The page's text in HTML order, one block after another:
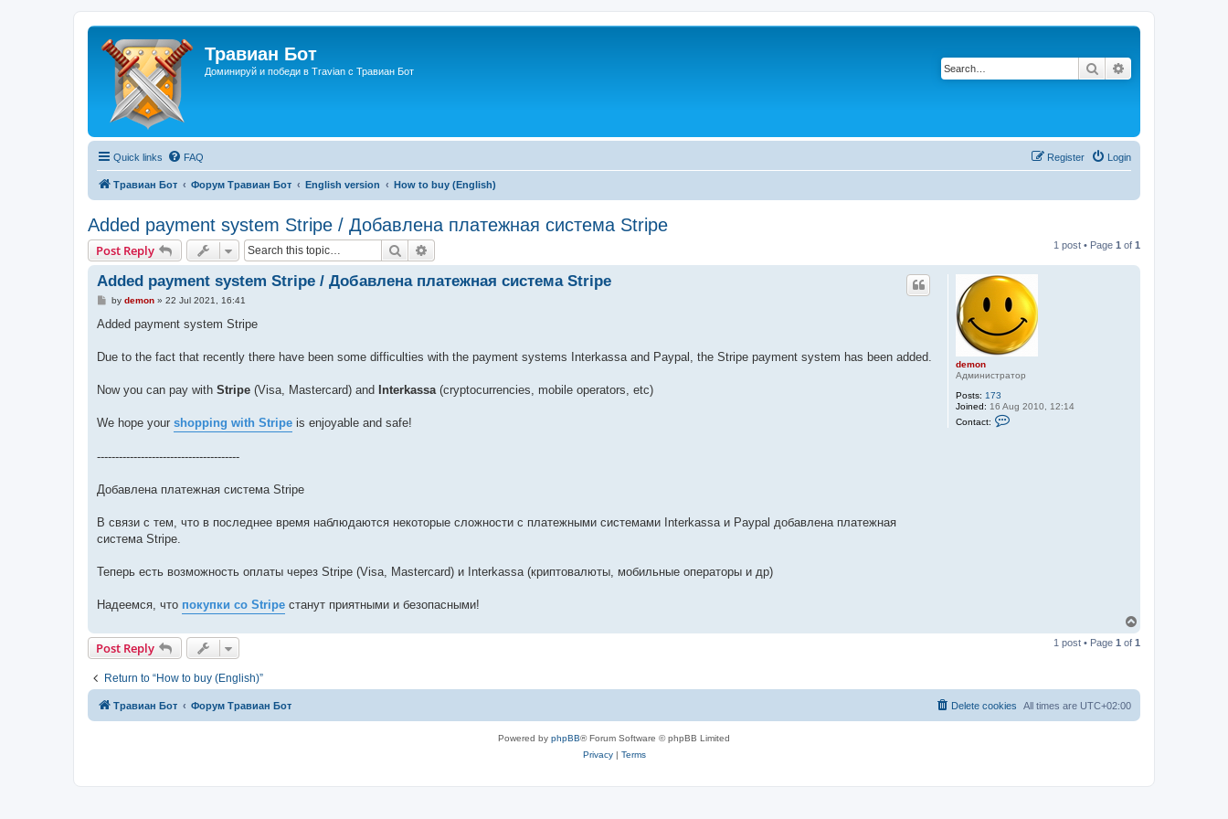
Травиан Бот
Доминируй и победи в Travian с Травиан Бот Search
Quick links FAQ Login
Register
Травиан Бот Форум Травиан Бот English version How to buy (English)
Added payment system Stripe / Добавлена платежная система Stripe
Post Reply Search 1 post • Page 1 of 1
demon
Администратор
Posts: 173
Joined: 16 Aug 2010, 12:14
Contact:
Added payment system Stripe / Добавлена платежная система Stripe
P
s
by demon» 22 Jul 2021, 16:41
Added payment system Stripe
Due to the fact that recently there have been some difficulties with the payment systems Interkassa and Paypal, the Stripe payment system has been added.
Now you can pay with Stripe (Visa, Mastercard) and Interkassa (cryptocurrencies, mobile operators, etc)
We hope your shopping with Stripe is enjoyable and safe!
---------------------------------------
Добавлена платежная система Stripe
В связи с тем, что в последнее время наблюдаются некоторые сложности с платежными системами Interkassa и Paypal добавлена платежная
система Stripe.
Теперь есть возможность оплаты через Stripe (Visa, Mastercard) и Interkassa (криптовалюты, мобильные операторы и др)
Надеемся, что покупки со Stripe станут приятными и безопасными!
p
Post Reply 1 post • Page 1 of 1
Return to “How to buy (English)”
Травиан Бот Форум Травиан Бот All times are UTC+02:00
Delete cookies
Powered by phpBB® Forum Software © phpBB Limited
Privacy| Terms